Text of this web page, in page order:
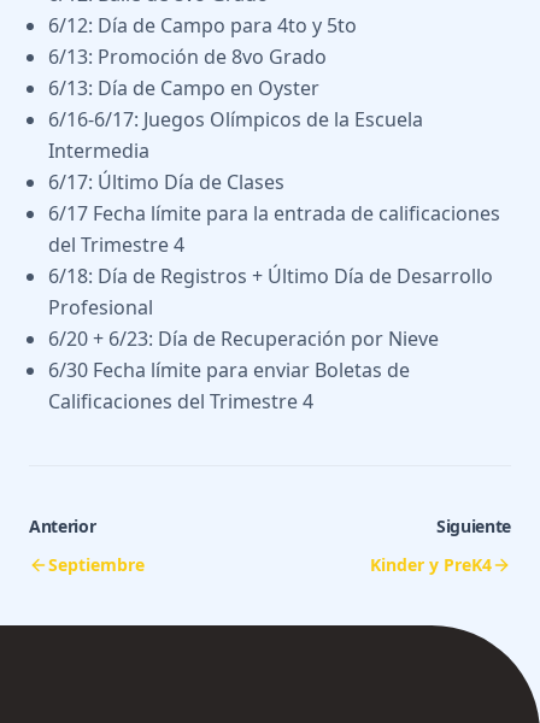
6/12: Día de Campo para 4to y 5to
6/13: Promoción de 8vo Grado
6/13: Día de Campo en Oyster
6/16-6/17: Juegos Olímpicos de la Escuela
Intermedia
6/17: Último Día de Clases
6/17 Fecha límite para la entrada de calificaciones
del Trimestre 4
6/18: Día de Registros + Último Día de Desarrollo
Profesional
6/20 + 6/23: Día de Recuperación por Nieve
6/30 Fecha límite para enviar Boletas de
Calificaciones del Trimestre 4
Anterior
Septiembre
Siguiente
Kinder y PreK4